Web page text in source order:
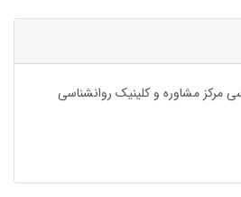
مرکز مشاوره و کلینیک روانشناسی